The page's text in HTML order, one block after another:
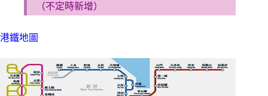
（不定時新增）
港鐵地圖